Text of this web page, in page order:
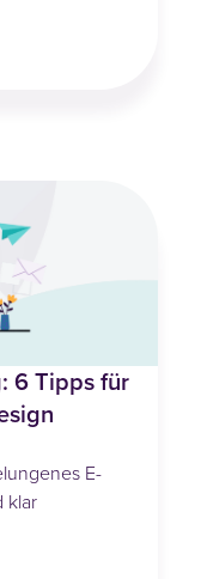
6 Tipps für
E-
klar